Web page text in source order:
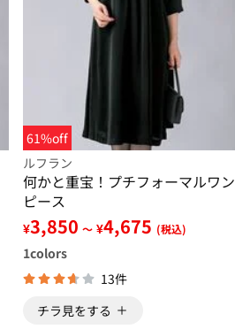
61%off
ルフラン
何かと重宝！プチフォーマルワン
ピース
¥3,850 ～ ¥4,675 (税込)
1colors
13件
チラ見をする